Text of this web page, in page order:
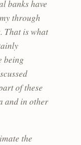
banks have
through
That is what
being
of these
and in other
the